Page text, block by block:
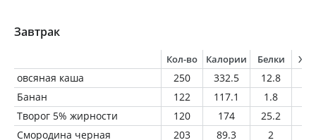
Завтрак
Кол-во Калории Белки
овсяная каша 250 332.5 12.8
Банан
122 117.1 1.8
Творог 5% жирности
120 174 25.2
Смородина черная
203 89.3 2